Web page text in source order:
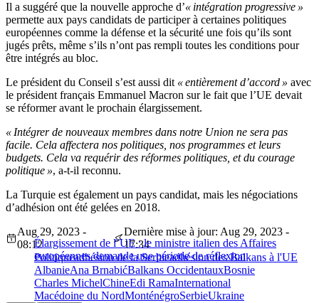
Il a suggéré que la nouvelle approche d’« intégration progressive »
permette aux pays candidats de participer à certaines politiques
européennes comme la défense et la sécurité une fois qu’ils sont
jugés prêts, même s’ils n’ont pas rempli toutes les conditions pour
être intégrés au bloc.
Le président du Conseil s’est aussi dit « entièrement d’accord » avec
le président français Emmanuel Macron sur le fait que l’UE devait
se réformer avant le prochain élargissement.
« Intégrer de nouveaux membres dans notre Union ne sera pas
facile. Cela affectera nos politiques, nos programmes et leurs
budgets. Cela va requérir des réformes politiques, et du courage
politique », a-t-il reconnu.
La Turquie est également un pays candidat, mais les négociations
d’adhésion ont été gelées en 2018.
Élargissement de l’UE : le ministre italien des Affaires
européennes demande une période de réflexion
Aug 29, 2023 -
08:12
Dernière mise à jour: Aug 29, 2023 -
17:34
Politiqueadhésion de la Serbieadhésion des Balkans à l'UE
AlbanieAna BrnabićBalkans OccidentauxBosnie
Charles MichelChineEdi RamaInternational
Macédoine du NordMonténégroSerbieUkraine